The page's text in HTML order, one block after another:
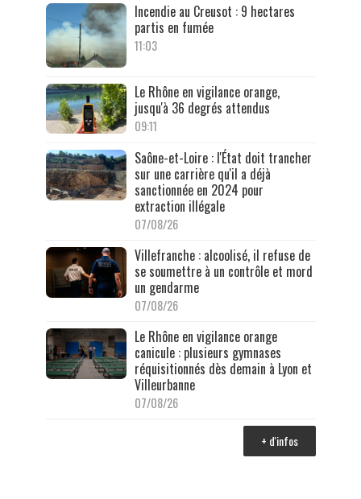
Incendie au Creusot : 9 hectares
partis en fumée
11:03
Le Rhône en vigilance orange,
jusqu'à 36 degrés attendus
09:11
Saône-et-Loire : l'État doit trancher
sur une carrière qu'il a déjà
sanctionnée en 2024 pour
extraction illégale
07/08/26
Villefranche : alcoolisé, il refuse de
se soumettre à un contrôle et mord
un gendarme
07/08/26
Le Rhône en vigilance orange
canicule : plusieurs gymnases
réquisitionnés dès demain à Lyon et
Villeurbanne
07/08/26
+ d'infos